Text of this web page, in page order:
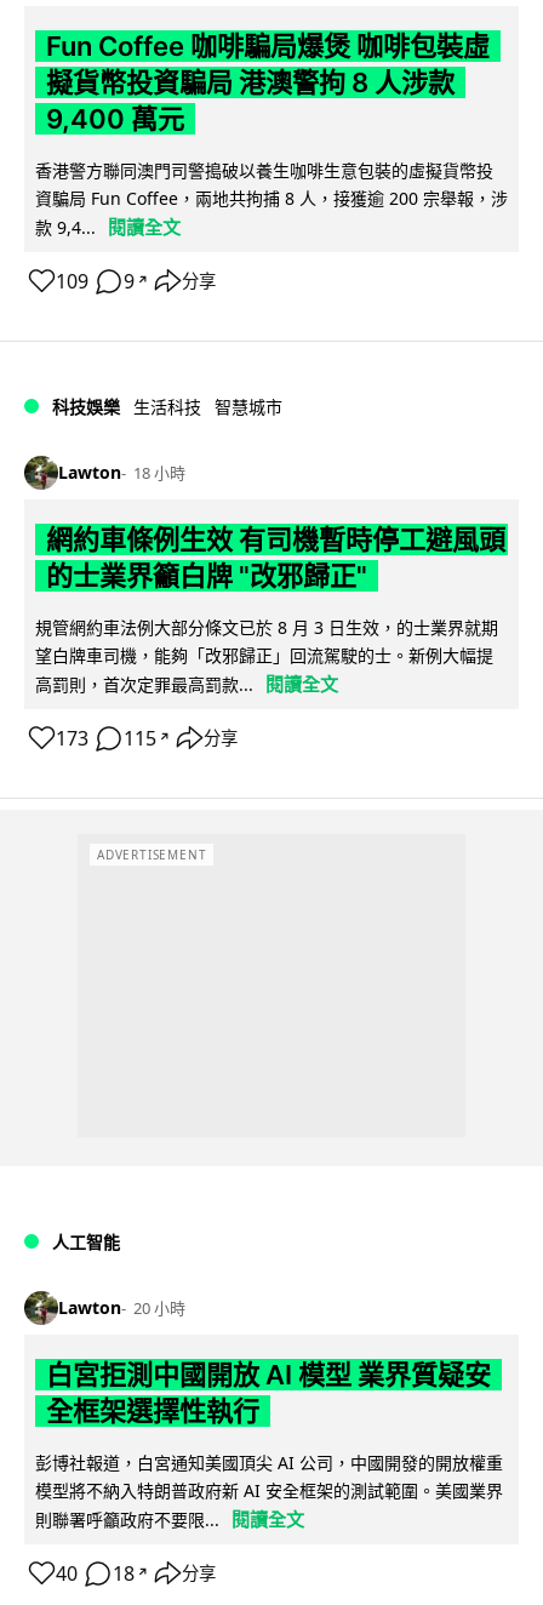
Fun Coffee 咖啡騙局爆煲 咖啡包裝虛
擬貨幣投資騙局 港澳警拘 8 人涉款
9,400 萬元
香港警方聯同澳門司警搗破以養生咖啡生意包裝的虛擬貨幣投
資騙局 Fun Coffee，兩地共拘捕 8 人，接獲逾 200 宗舉報，涉
款 9,4...
閱讀全文
109 9 ↗ 分享
科技娛樂 生活科技 智慧城市
Lawton 18 小時
網約車條例生效 有司機暫時停工避風頭
的士業界籲白牌 "改邪歸正"
規管網約車法例大部分條文已於 8 月 3 日生效，的士業界就期
望白牌車司機，能夠「改邪歸正」回流駕駛的士。新例大幅提
高罰則，首次定罪最高罰款...
閱讀全文
173 115 ↗ 分享
ADVERTISEMENT
人工智能
Lawton 20 小時
白宮拒測中國開放 AI 模型 業界質疑安
全框架選擇性執行
彭博社報道，白宮通知美國頂尖 AI 公司，中國開發的開放權重
模型將不納入特朗普政府新 AI 安全框架的測試範圍。美國業界
則聯署呼籲政府不要限...
閱讀全文
40 18 ↗ 分享